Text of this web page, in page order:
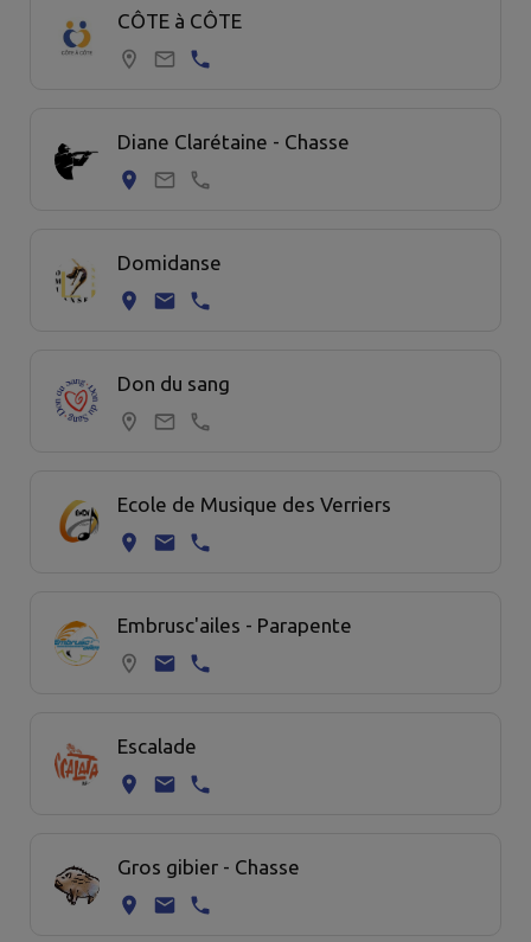
CÔTE à CÔTE
Diane Clarétaine - Chasse
Domidanse
Don du sang
Ecole de Musique des Verriers
Embrusc'ailes - Parapente
Escalade
Gros gibier - Chasse